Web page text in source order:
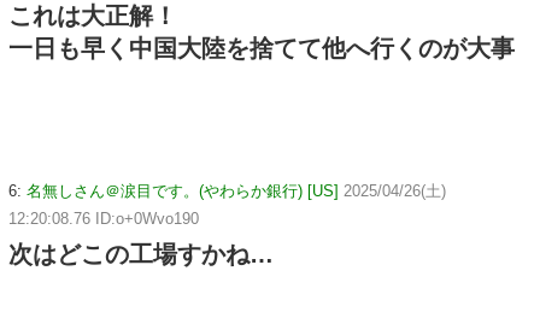
これは大正解！
一日も早く中国大陸を捨てて他へ行くのが大事
6: 名無しさん＠涙目です。(やわらか銀行) [US] 2025/04/26(土)
12:20:08.76 ID:o+0Wvo190
次はどこの工場すかね…